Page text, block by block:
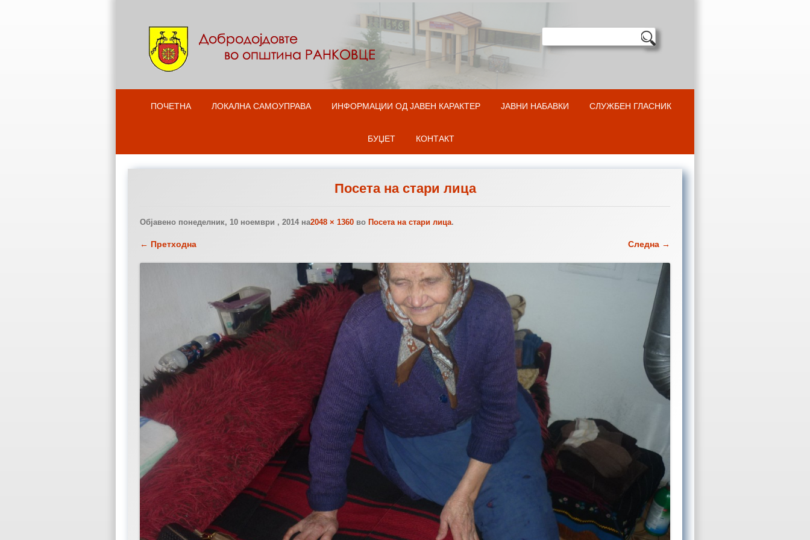
ПОЧЕТНА
ЛОКАЛНА САМОУПРАВА ИНФОРМАЦИИ ОД ЈАВЕН КАРАКТЕР ЈАВНИ НАБАВКИ СЛУЖБЕН ГЛАСНИК
БУЏЕТ КОНТАКТ
Посета на стари лица
Објавено понеделник, 10 ноември , 2014 на2048 × 1360 во Посета на стари лица.
← Претходна Следна →